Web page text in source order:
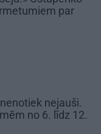
par
nejauši.
no 6. līdz 12.